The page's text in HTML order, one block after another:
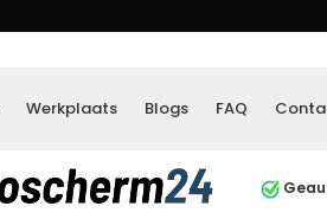
Werkplaats Blogs FAQ